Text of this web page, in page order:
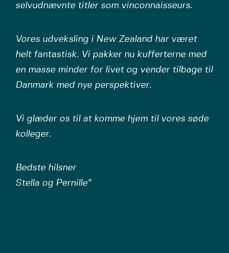
selvudnævnte titler som vinconnaisseurs.
Vores udveksling i New Zealand har været
helt fantastisk. Vi pakker nu kufferterne med
en masse minder for livet og vender tilbage til
Danmark med nye perspektiver.
Vi glæder os til at komme hjem til vores søde
kolleger.
Bedste hilsner
Stella og Pernille”